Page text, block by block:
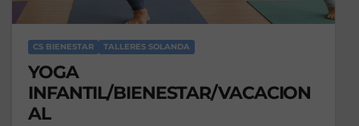
CS BIENESTAR TALLERES SOLANDA
YOGA
INFANTIL/BIENESTAR/VACACION
AL